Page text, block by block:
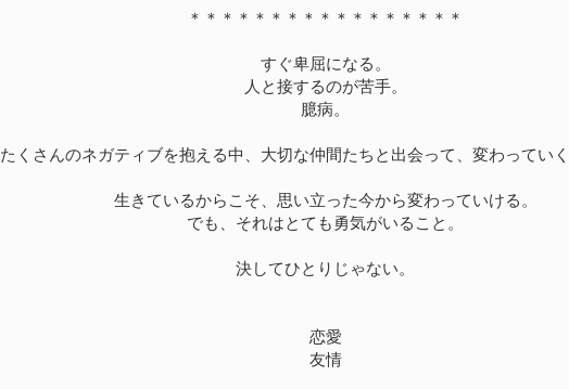
＊＊＊＊＊＊＊＊＊＊＊＊＊＊＊＊＊
すぐ卑屈になる。
人と接するのが苦手。
臆病。
たくさんのネガティブを抱える中、大切な仲間たちと出会って、変わってい
生きているからこそ、思い立った今から変わっていける。
でも、それはとても勇気がいること。
決してひとりじゃない。
恋愛
友情